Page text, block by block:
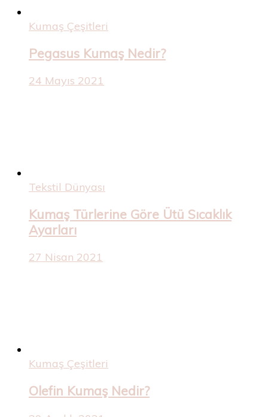
Kumaş Çeşitleri
Pegasus Kumaş Nedir?
24 Mayıs 2021
Tekstil Dünyası
Kumaş Türlerine Göre Ütü Sıcaklık
Ayarları
27 Nisan 2021
Kumaş Çeşitleri
Olefin Kumaş Nedir?